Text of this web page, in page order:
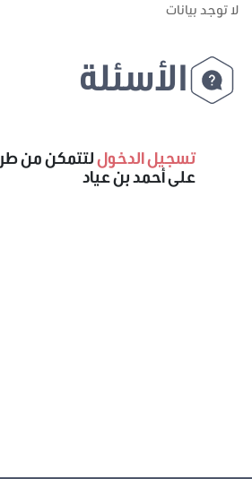
لا توجد بيانات
الأسئلة
تسجيل الدخوللتتمكن من
على أحمد بن عياد